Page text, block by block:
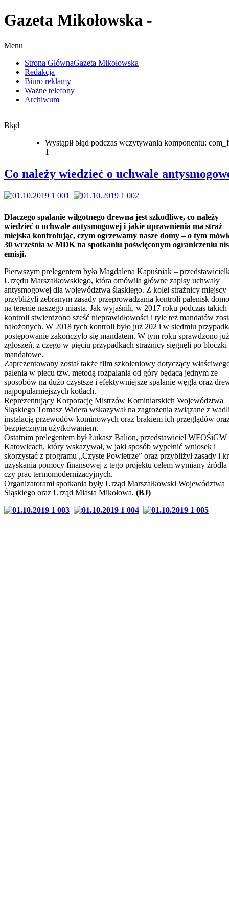
Gazeta Mikołowska -
Menu
Strona GłównaGazeta Mikołowska
Redakcja
Biuro reklamy
Ważne telefony
Archiwum
Błąd
Wystąpił błąd podczas wczytywania komponentu:
1
Co należy wiedzieć o uchwale
Dlaczego spalanie wilgotnego drewna jest szkodliwe, co należy
wiedzieć o uchwale antysmogowej i jakie uprawnienia ma straż
miejska kontrolując, czym ogrzewamy nasze domy – o tym
30 września w MDK na spotkaniu poświęconym ograniczeniu
emisji.
Pierwszym prelegentem była Magdalena Kapuśniak –
Urzędu Marszałkowskiego, która omówiła główne zapisy uchwały
antysmogowej dla województwa śląskiego. Z kolei strażnicy miejscy
przybliżyli zebranym zasady przeprowadzania kontroli palenisk
na terenie naszego miasta. Jak wyjaśnili, w 2017 roku podczas takich
kontroli stwierdzono sześć nieprawidłowości i tyle też mandatów
nałożonych. W 2018 tych kontroli było już 202 i w siedmiu
postępowanie zakończyło się mandatem. W tym roku sprawdzono
zgłoszeń, z czego w pięciu przypadkach strażnicy sięgnęli po bloczki
mandatowe.
Zaprezentowany został także film szkoleniowy dotyczący
palenia w piecu tzw. metodą rozpalania od góry będącą jednym ze
sposobów na dużo czystsze i efektywniejsze spalanie węgla oraz
najpopularniejszych kotłach.
Reprezentujący Korporację Mistrzów Kominiarskich Województwa
Śląskiego Tomasz Widera wskazywał na zagrożenia związane z
instalacją przewodów kominowych oraz brakiem ich przeglądów
bezpiecznym użytkowaniem.
Ostatnim prelegentem był Łukasz Balion, przedstawiciel
Katowicach, który wskazywał, w jaki sposób wypełnić wniosek i
skorzystać z programu „Czyste Powietrze” oraz przybliżył zasady i
uzyskania pomocy finansowej z tego projektu celem wymiany źródła
czy prac termomodernizacyjnych.
Organizatorami spotkania były Urząd Marszałkowski Województwa
Śląskiego oraz Urząd Miasta Mikołowa. (BJ)